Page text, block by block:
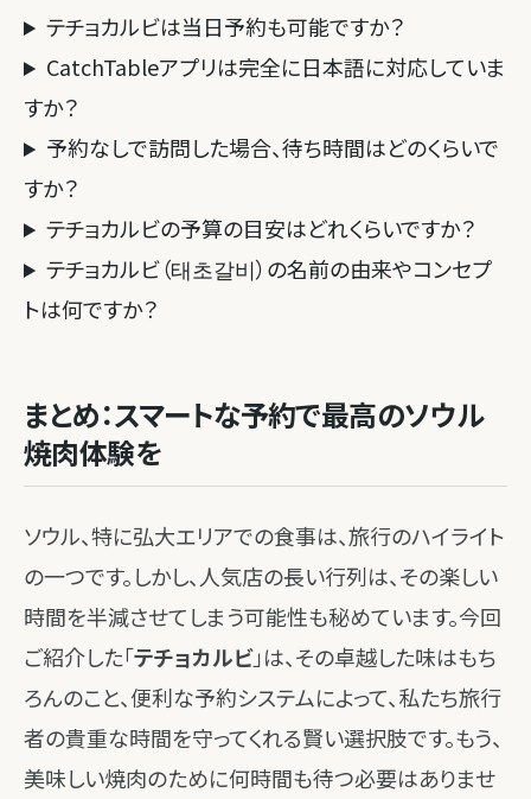
テチョカルビは当日予約も可能ですか？
CatchTableアプリは完全に日本語に対応していま
すか？
予約なしで訪問した場合、待ち時間はどのくらいで
すか？
テチョカルビの予算の目安はどれくらいですか？
テチョカルビ（태초갈비）の名前の由来やコンセプ
トは何ですか？
まとめ：スマートな予約で最高のソウル
焼肉体験を
ソウル、特に弘大エリアでの食事は、旅行のハイライト
の一つです。しかし、人気店の長い行列は、その楽しい
時間を半減させてしまう可能性も秘めています。今回
ご紹介した「テチョカルビ」は、その卓越した味はもち
ろんのこと、便利な予約システムによって、私たち旅行
者の貴重な時間を守ってくれる賢い選択肢です。もう、
美味しい焼肉のために何時間も待つ必要はありませ